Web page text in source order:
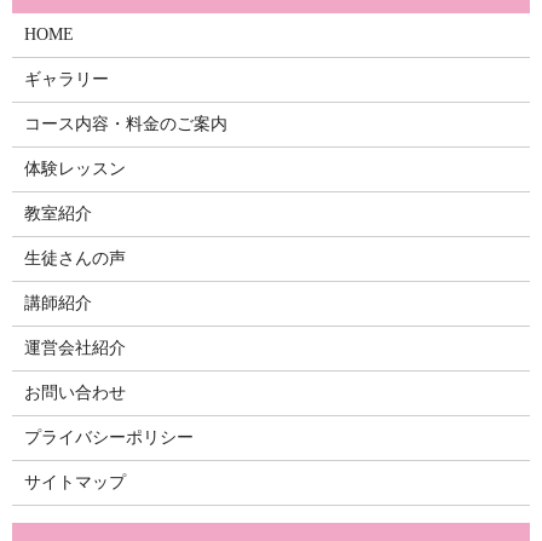
HOME
ギャラリー
コース内容・料金のご案内
体験レッスン
教室紹介
生徒さんの声
講師紹介
運営会社紹介
お問い合わせ
プライバシーポリシー
サイトマップ